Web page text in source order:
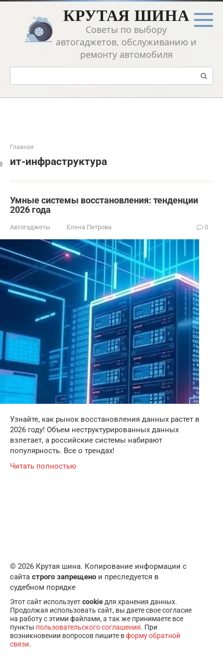
Перейти
контенту
КРУТАЯ ШИНА
Советы по выбору
автогаджетов, обслуживанию и
ремонту автомобиля
Поиск:
Главная
ит-инфраструктура
Умные системы восстановления: тенденции
2026 года
Автогаджеты Елена Петрова 0
Узнайте, как рынок восстановления данных растет в
2026 году! Объем неструктурированных данных
взлетает, а российские системы набирают
популярность. Все о трендах!
Читать полностью
© 2026 Крутая шина. Копирование информации с
сайта строго запрещено и преследуется в
судебном порядке
Этот сайт используетcookie для хранения данных.
Продолжая использовать сайт, вы даете свое согласие
на работу с этими файлами, а так же принимаете все
пункты пользовательского соглашения. При
возникновении вопросов пишите вформу обратной
связи.